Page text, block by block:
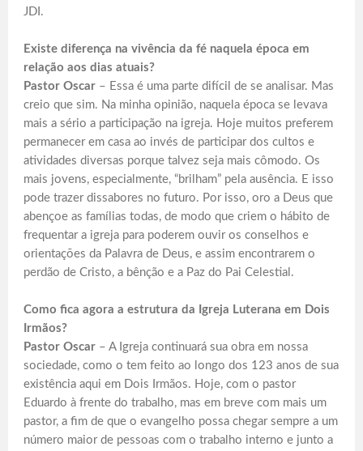
JDI.
Existe diferença na vivência da fé naquela época em
relação aos dias atuais?
Pastor Oscar – Essa é uma parte difícil de se analisar. Mas
creio que sim. Na minha opinião, naquela época se levava
mais a sério a participação na igreja. Hoje muitos preferem
permanecer em casa ao invés de participar dos cultos e
atividades diversas porque talvez seja mais cômodo. Os
mais jovens, especialmente, “brilham” pela ausência. E isso
pode trazer dissabores no futuro. Por isso, oro a Deus que
abençoe as famílias todas, de modo que criem o hábito de
frequentar a igreja para poderem ouvir os conselhos e
orientações da Palavra de Deus, e assim encontrarem o
perdão de Cristo, a bênção e a Paz do Pai Celestial.
Como fica agora a estrutura da Igreja Luterana em Dois
Irmãos?
Pastor Oscar – A Igreja continuará sua obra em nossa
sociedade, como o tem feito ao longo dos 123 anos de sua
existência aqui em Dois Irmãos. Hoje, com o pastor
Eduardo à frente do trabalho, mas em breve com mais um
pastor, a fim de que o evangelho possa chegar sempre a um
número maior de pessoas com o trabalho interno e junto a